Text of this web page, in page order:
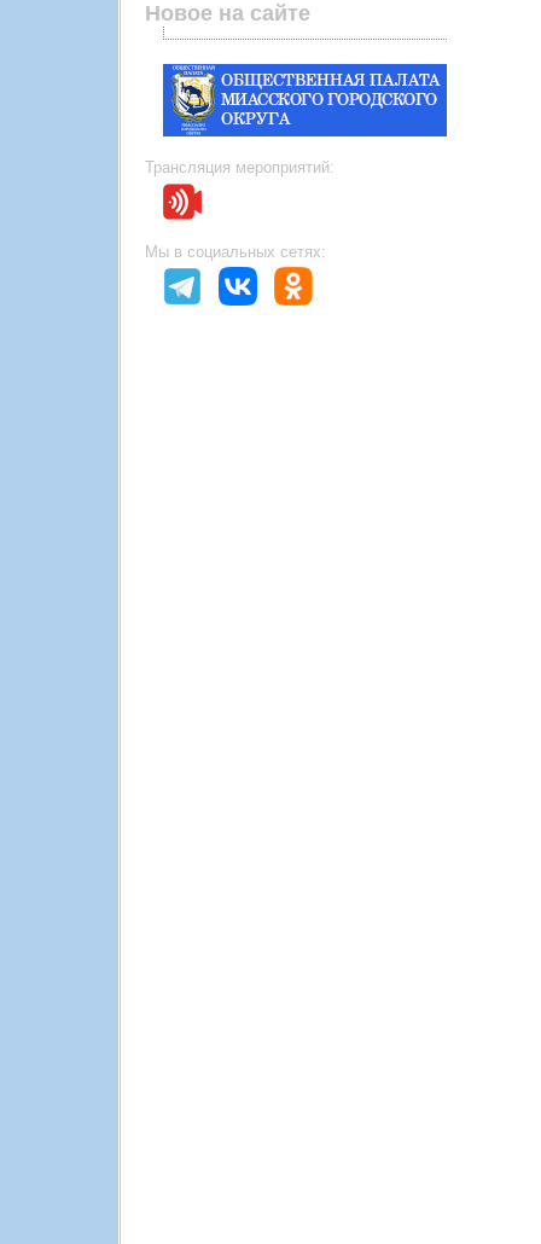
Новое на сайте
Трансляция мероприятий:
Мы в социальных сетях: